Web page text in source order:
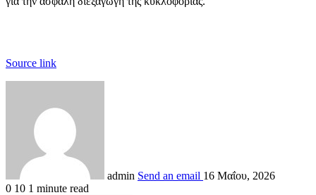
Source link
admin Send an email 16 Μαΐου, 2026
0 10 1 minute read